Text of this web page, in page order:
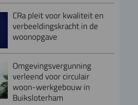
CRa pleit voor kwaliteit en
verbeeldingskracht in de
woonopgave
Omgevingsvergunning
verleend voor circulair
woon-werkgebouw in
Buiksloterham